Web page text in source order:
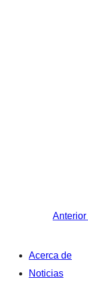
Anterior
Acerca de
Noticias